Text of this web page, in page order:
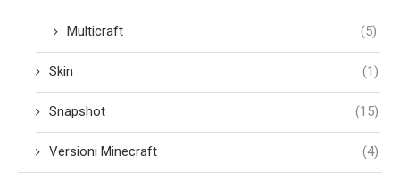
Multicraft (5)
Skin (1)
Snapshot (15)
Versioni Minecraft (4)